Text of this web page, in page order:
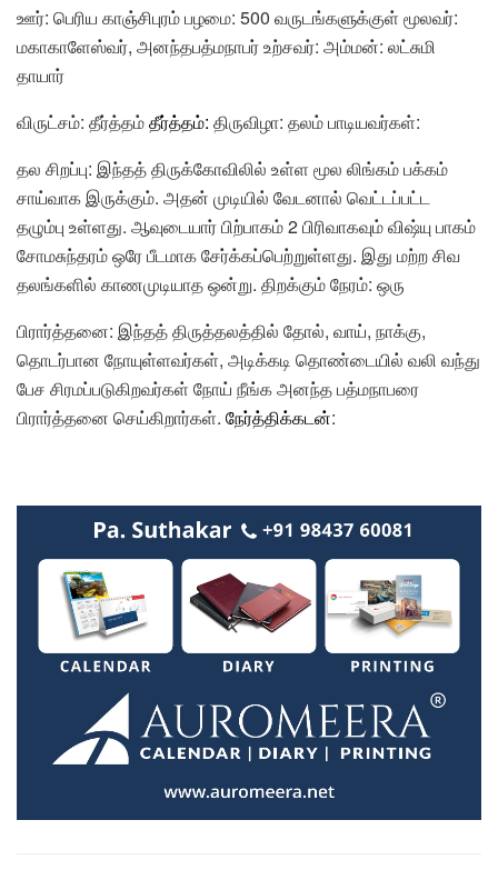
ஊர்: பெரிய காஞ்சிபுரம் பழமை: 500 வருடங்களுக்குள் மூலவர்:
மகாகாளேஸ்வர், அனந்தபத்மநாபர் உற்சவர்: அம்மன்: லட்சுமி
தாயார்
விருட்சம்: தீர்த்தம்தீர்த்தம்: திருவிழா: தலம் பாடியவர்கள்:
தல சிறப்பு: இந்தத் திருக்கோவிலில் உள்ள மூல லிங்கம் பக்கம்
சாய்வாக இருக்கும். அதன் முடியில் வேடனால் வெட்டப்பட்ட
தழும்பு உள்ளது. ஆவுடையார் பிற்பாகம் 2 பிரிவாகவும் விஷ்யு பாகம்
சோமசுந்தரம் ஒரே பீடமாக சேர்க்கப்பெற்றுள்ளது. இது மற்ற சிவ
தலங்களில் காணமுடியாத ஒன்று. திறக்கும் நேரம்: ஒரு
பிரார்த்தனை: இந்தத் திருத்தலத்தில் தோல், வாய், நாக்கு,
தொடர்பான நோயுள்ளவர்கள், அடிக்கடி தொண்டையில் வலி வந்து
பேச சிரமப்படுகிறவர்கள் நோய் நீங்க அனந்த பத்மநாபரை
பிரார்த்தனை செய்கிறார்கள். நேர்த்திக்கடன்: